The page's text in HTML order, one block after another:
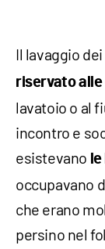
Il lavaggio
riservato alle
lavatoio o al
incontro e
esistevano
occupavano
che erano
persino nel